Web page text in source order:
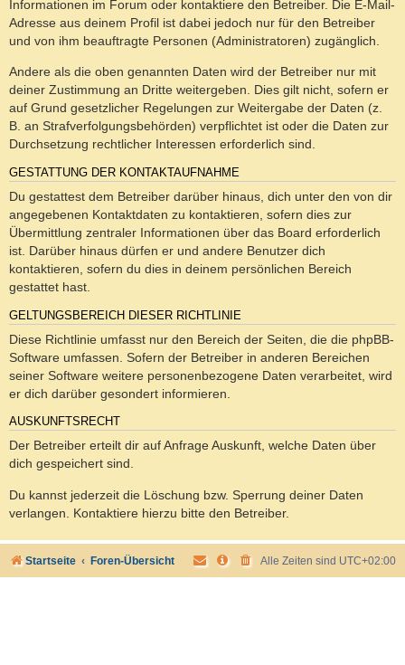
Informationen im Forum oder kontaktiere den Betreiber. Die E-Mail-
Adresse aus deinem Profil ist dabei jedoch nur für den Betreiber
und von ihm beauftragte Personen (Administratoren) zugänglich.
Andere als die oben genannten Daten wird der Betreiber nur mit
deiner Zustimmung an Dritte weitergeben. Dies gilt nicht, sofern er
auf Grund gesetzlicher Regelungen zur Weitergabe der Daten (z.
B. an Strafverfolgungsbehörden) verpflichtet ist oder die Daten zur
Durchsetzung rechtlicher Interessen erforderlich sind.
GESTATTUNG DER KONTAKTAUFNAHME
Du gestattest dem Betreiber darüber hinaus, dich unter den von dir
angegebenen Kontaktdaten zu kontaktieren, sofern dies zur
Übermittlung zentraler Informationen über das Board erforderlich
ist. Darüber hinaus dürfen er und andere Benutzer dich
kontaktieren, sofern du dies in deinem persönlichen Bereich
gestattet hast.
GELTUNGSBEREICH DIESER RICHTLINIE
Diese Richtlinie umfasst nur den Bereich der Seiten, die die phpBB-
Software umfassen. Sofern der Betreiber in anderen Bereichen
seiner Software weitere personenbezogene Daten verarbeitet, wird
er dich darüber gesondert informieren.
AUSKUNFTSRECHT
Der Betreiber erteilt dir auf Anfrage Auskunft, welche Daten über
dich gespeichert sind.
Du kannst jederzeit die Löschung bzw. Sperrung deiner Daten
verlangen. Kontaktiere hierzu bitte den Betreiber.
Startseite Foren-Übersicht Alle Zeiten sind UTC+02:00